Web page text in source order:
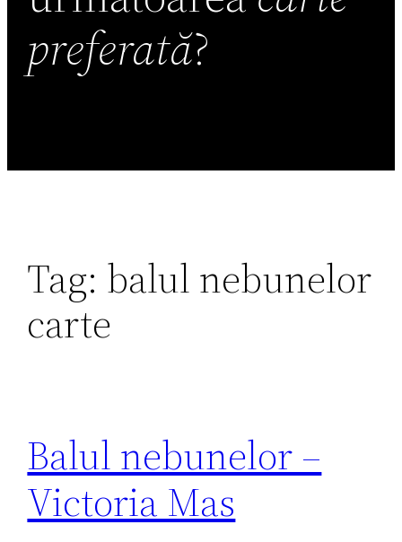
preferată?
Tag: balul nebunelor
carte
Balul nebunelor –
Victoria Mas